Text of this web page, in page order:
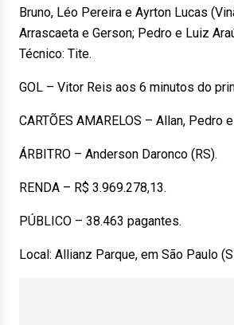
Bruno, Léo Pereira e Ayrton Lucas
Arrascaeta e Gerson; Pedro e Luiz
Técnico: Tite.
GOL – Vitor Reis aos 6 minutos do
CARTÕES AMARELOS – Allan, Pedro
ÁRBITRO – Anderson Daronco (RS).
RENDA – R$ 3.969.278,13.
PÚBLICO – 38.463 pagantes.
Local: Allianz Parque, em São Paulo